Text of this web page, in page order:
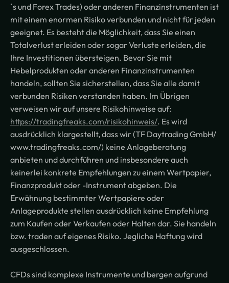
´s und Forex Trades) oder anderen Finanzinstrumenten ist
mit einem enormen Risiko verbunden und nicht für jeden
geeignet. Es besteht die Möglichkeit, dass Sie einen
Totalverlust erleiden oder sogar Verluste erleiden, die
Ihre Investitionen übersteigen. Bevor Sie mit
Hebelprodukten oder anderen Finanzinstrumenten
handeln, sollten Sie sicherstellen, dass Sie alle damit
verbunden Risiken verstanden haben. Im Übrigen
verweisen wir auf unsere Risikohinweise auf:
https://tradingfreaks.com/risikohinweis/. Es wird
ausdrücklich klargestellt, dass wir (TF Daytrading GmbH/
www.tradingfreaks.com/) keine Anlageberatung
anbieten und durchführen und insbesondere auch
keinerlei konkrete Empfehlungen zu einem Wertpapier,
Finanzprodukt oder -Instrument abgeben. Die
Erwähnung bestimmter Wertpapiere oder
Anlageprodukte stellen ausdrücklich keine Empfehlung
zum Kaufen oder Verkaufen oder Halten dar. Sie handeln
bzw. traden auf eigenes Risiko. Jegliche Haftung wird
ausgeschlossen.
CFDs sind komplexe Instrumente und bergen aufgrund